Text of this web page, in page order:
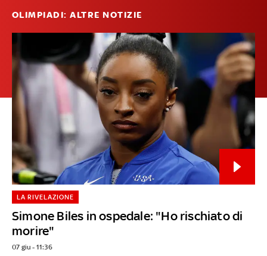
OLIMPIADI: ALTRE NOTIZIE
Simone Biles in ospedale: "Ho rischiato di
morire"
LA RIVELAZIONE
07 giu - 11:36